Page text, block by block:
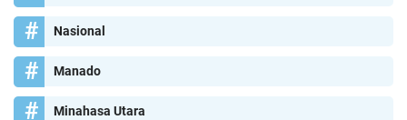
Nasional
Manado
Minahasa Utara